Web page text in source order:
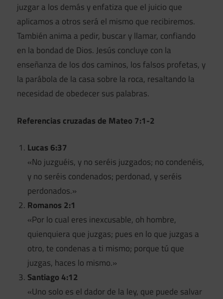
juzgar a los demás y enfatiza que el juicio que
aplicamos a otros será el mismo que recibiremos.
También anima a pedir, buscar y llamar, confiando
en la bondad de Dios. Jesús concluye con la
enseñanza de los dos caminos, los falsos profetas, y
la parábola de la casa sobre la roca, resaltando la
necesidad de obedecer sus palabras.
Referencias cruzadas de Mateo 7:1-2
Lucas 6:37
«No juzguéis, y no seréis juzgados; no condenéis,
y no seréis condenados; perdonad, y seréis
perdonados.»
Romanos 2:1
«Por lo cual eres inexcusable, oh hombre,
quienquiera que juzgas; pues en lo que juzgas a
otro, te condenas a ti mismo; porque tú que
juzgas, haces lo mismo.»
Santiago 4:12
«Uno solo es el dador de la ley, que puede salvar